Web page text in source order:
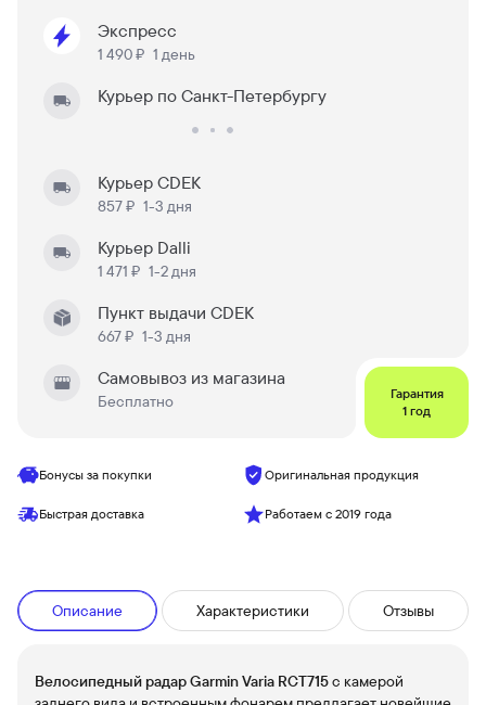
Экспресс
1 490 ₽ 1 день
Курьер по Санкт-Петербургу
Курьер CDEK
857 ₽ 1-3 дня
Курьер Dalli
1 471 ₽ 1-2 дня
Пункт выдачи CDEK
667 ₽ 1-3 дня
Самовывоз из магазина
Бесплатно
Гарантия
1 год
Бонусы за покупки Оригинальная продукция
Быстрая доставка Работаем с 2019 года
Описание Характеристики Отзывы
Велосипедный радар Garmin Varia RCT715с камерой